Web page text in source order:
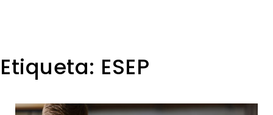
Etiqueta: ESEP